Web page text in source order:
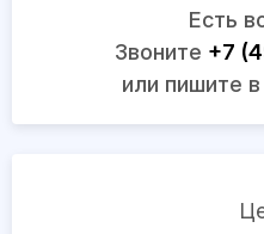
Есть
Звоните +7
или пишите в